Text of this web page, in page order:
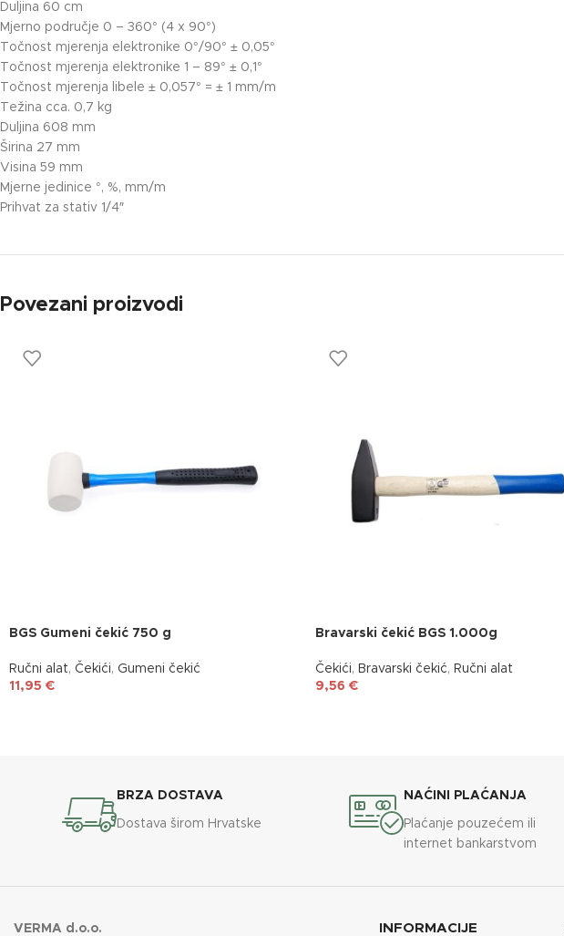
Duljina 60 cm
Mjerno područje 0 – 360° (4 x 90°)
Točnost mjerenja elektronike 0°/90° ± 0,05°
Točnost mjerenja elektronike 1 – 89° ± 0,1°
Točnost mjerenja libele ± 0,057° = ± 1 mm/m
Težina cca. 0,7 kg
Duljina 608 mm
Širina 27 mm
Visina 59 mm
Mjerne jedinice °, %, mm/m
Prihvat za stativ 1/4″
Povezani proizvodi
BGS Gumeni čekić 750 g
Ručni alat, Čekići, Gumeni čekić
11,95 €
Bravarski čekić BGS 1.000g
Čekići, Bravarski čekić, Ručni alat
9,56 €
BRZA DOSTAVA
Dostava širom Hrvatske
NAĆINI PLAĆANJA
Plaćanje pouzećem ili
internet bankarstvom
VERMA d.o.o. INFORMACIJE